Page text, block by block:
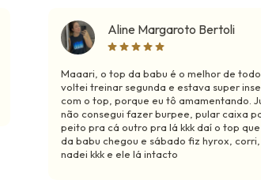
Aline Margaroto Bertoli
Maaari, o top da babu é o melhor de
voltei treinar segunda e estava super
com o top, porque eu tô amamentando.
não consegui fazer burpee, pular caixa
peito pra cá outro pra lá kkk daí o top
da babu chegou e sábado fiz hyrox, corri,
nadei kkk e ele lá intacto